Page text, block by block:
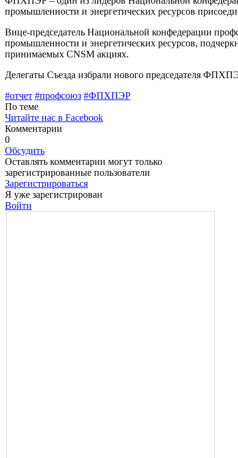
промыш­ленности и энергетических ресурсов
Вице-председатель Национальной кон­федерации
промышленности и энергетических ресурсов,
принимаемых CNSM акциях.
Делегаты Съезда избрали нового пред­седателя
#отче­т #профсоюз #ФПХПЭР
По теме
Читайте нас в Facebook
Комментарии
0
Обсудить
Оставлять комментарии могут только
зарегистрированные пользователи
Зарегистрироваться
Я уже зарегистрирован
Войти